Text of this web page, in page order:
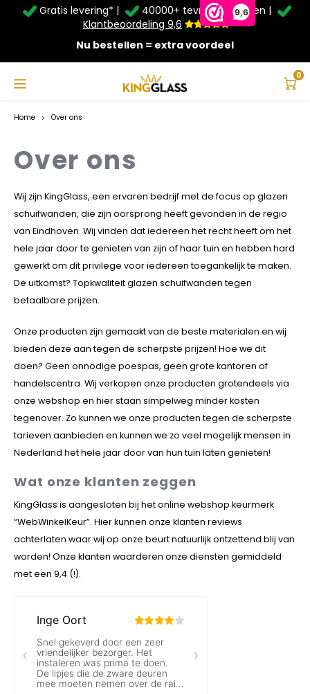
9,6
Service & Contact
Contact
Bezorging
Montage
Betaalmethoden
Garantie
Taal
Deutsch
Gratis levering* |
40000+ tevreden klanten |
Klantbeoordeling 9,6
Nu bestellen = extra voordeel
0
Zomer Deals: Tot 20% kortingop schuifwanden en
veranda's +€20extra kassa korting*
Home Over ons
Over ons
Wij zijn KingGlass, een ervaren bedrijf met de focus op glazen
schuifwanden, die zijn oorsprong heeft gevonden in de regio
van Eindhoven. Wij vinden dat iedereen het recht heeft om het
hele jaar door te genieten van zijn of haar tuin en hebben hard
gewerkt om dit privilege voor iedereen toegankelijk te maken.
De uitkomst? Topkwaliteit glazen schuifwanden tegen
betaalbare prijzen.
Onze producten zijn gemaakt van de beste materialen en wij
bieden deze aan tegen de scherpste prijzen! Hoe we dit
doen? Geen onnodige poespas, geen grote kantoren of
handelscentra. Wij verkopen onze producten grotendeels via
onze webshop en hier staan simpelweg minder kosten
tegenover. Zo kunnen we onze producten tegen de scherpste
tarieven aanbieden en kunnen we zo veel mogelijk mensen in
Nederland het hele jaar door van hun tuin laten genieten!
Wat onze klanten zeggen
KingGlass is aangesloten bij het online webshop keurmerk
“WebWinkelKeur”. Hier kunnen onze klanten reviews
achterlaten waar wij op onze beurt natuurlijk ontzettend blij van
worden! Onze klanten waarderen onze diensten gemiddeld
met een 9,4 (!).